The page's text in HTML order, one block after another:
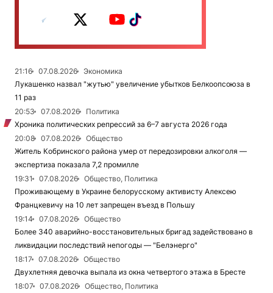
21:16 07.08.2026
Экономика
Лукашенко назвал "жутью" увеличение убытков Белкоопсоюза в
11 раз
20:53
07.08.2026
Политика
Хроника политических репрессий за 6–7 августа 2026 года
20:08
07.08.2026
Общество
Житель Кобринского района умер от передозировки алкоголя —
экспертиза показала 7,2 промилле
19:31
07.08.2026
Общество, Политика
Проживающему в Украине белорусскому активисту Алексею
Францкевичу на 10 лет запрещен въезд в Польшу
19:14
07.08.2026
Общество
Более 340 аварийно-восстановительных бригад задействовано в
ликвидации последствий непогоды — "Белэнерго"
18:17
07.08.2026
Общество
Двухлетняя девочка выпала из окна четвертого этажа в Бресте
18:07
07.08.2026
Общество, Политика